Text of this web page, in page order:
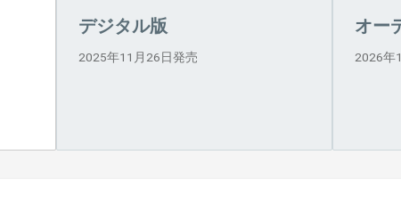
デジタル版
2025年11月26日発売
オー
2026年